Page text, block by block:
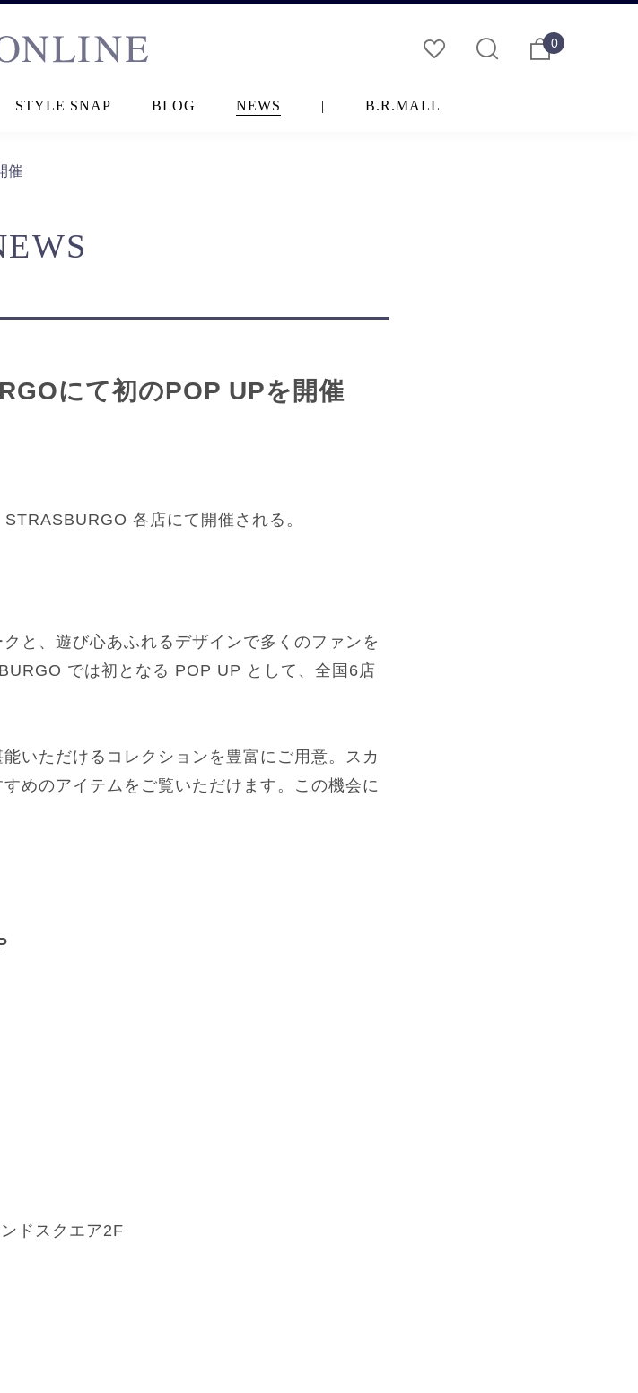
0
STYLE SNAP BLOG NEWS | B.R.MALL
催
にて初のPOP UPを開催
各店にて開催される。
と、遊び心あふれるデザインで多くのファンを
では初となる POP UP として、全国6店
いただけるコレクションを豊富にご用意。スカ
めのアイテムをご覧いただけます。この機会に
ドスクエア2F